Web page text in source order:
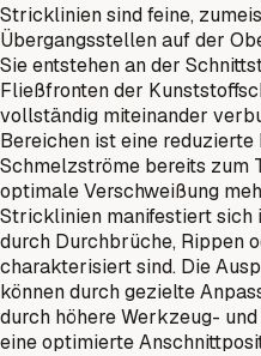
Stricklinien sind feine,
Übergangsstellen auf der
Sie entstehen an der
Fließfronten der
vollständig miteinander
Bereichen ist eine
Schmelzströme bereits zum
optimale Verschweißung
Stricklinien manifestiert sich
durch Durchbrüche, Rippen
charakterisiert sind. Die
können durch gezielte
durch höhere Werkzeug-
eine optimierte